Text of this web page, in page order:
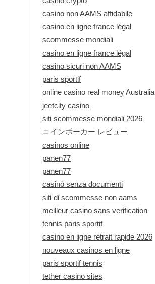
casino non AAMS affidabile
casino en ligne france légal
scommesse mondiali
casino en ligne france légal
casino sicuri non AAMS
paris sportif
online casino real money Australia
jeetcity casino
siti scommesse mondiali 2026
コインポーカー レビュー
casinos online
panen77
panen77
casinò senza documenti
siti di scommesse non aams
meilleur casino sans verification
tennis paris sportif
casino en ligne retrait rapide 2026
nouveaux casinos en ligne
paris sportif tennis
tether casino sites